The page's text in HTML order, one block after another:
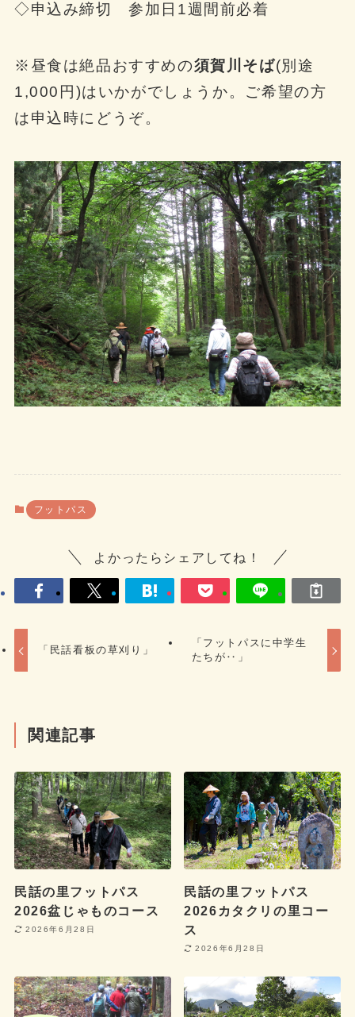
◇申込み締切 参加日1週間前必着
※昼食は絶品おすすめの須賀川そば(別途
1,000円)はいかがでしょうか。ご希望の方
は申込時にどうぞ。
フットパス
よかったらシェアしてね！
「民話看板の草刈り」
「フットパスに中学生
たちが‥」
関連記事
民話の里フットパス
2026盆じゃものコース
2026年6月28日
民話の里フットパス
2026カタクリの里コー
ス
2026年6月28日